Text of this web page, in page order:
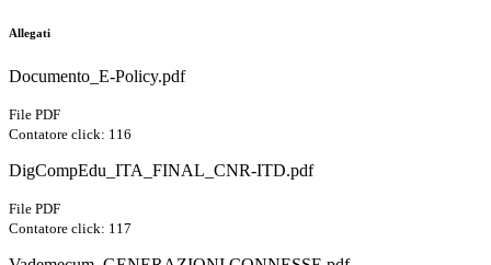
Allegati
Documento_E-Policy.pdf
File PDF
Contatore click: 116
DigCompEdu_ITA_FINAL_CNR-ITD.pdf
File PDF
Contatore click: 117